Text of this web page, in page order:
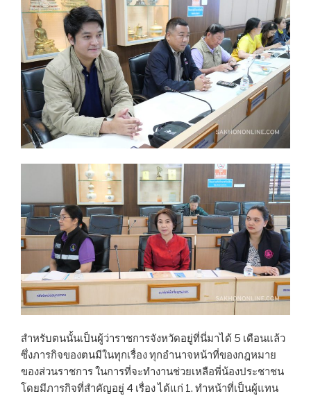
สำหรับตนนั้นเป็นผู้ว่าราชการจังหวัดอยู่ที่นี่มาได้ 5 เดือนแล้ว
ซึ่งภารกิจของตนมีในทุกเรื่อง ทุกอำนาจหน้าที่ของกฎหมาย
ของส่วนราชการ ในการที่จะทำงานช่วยเหลือพี่น้องประชาชน
โดยมีภารกิจที่สำคัญอยู่ 4 เรื่อง ได้แก่ 1. ทำหน้าที่เป็นผู้แทน